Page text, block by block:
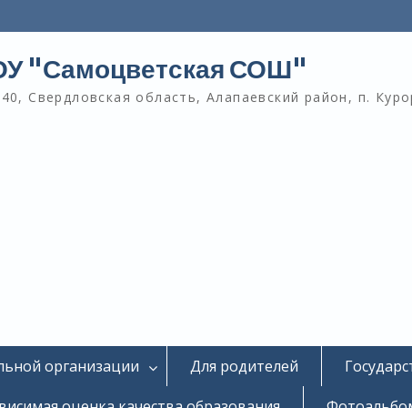
"Самоцветская СОШ"
Свердловская область, Алапаевский район, п.
организации Для родителей